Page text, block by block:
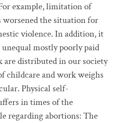
example, limitation of
worsened the situation for
violence. In addition, it
mostly poorly paid
are distributed in our society
childcare and work weighs
Physical self-
in times of the
regarding abortions: The